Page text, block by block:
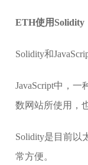
ETH使用Solidity
Solidity和
JavaScript中，
数网站所使用，
Solidity是目前以
常方便。